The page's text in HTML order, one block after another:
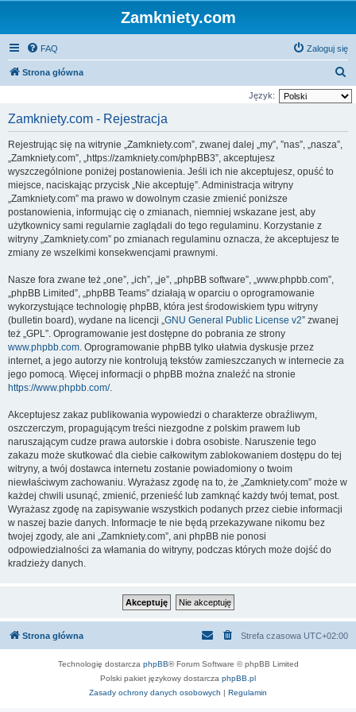
Zamkniety.com
FAQ Zaloguj się
Strona główna
z
Język:
Zamkniety.com - Rejestracja
Rejestrując się na witrynie „Zamkniety.com”, zwanej dalej „my”, ”nas”, „nasza”,
„Zamkniety.com”, „https://zamkniety.com/phpBB3”, akceptujesz
wyszczególnione poniżej postanowienia. Jeśli ich nie akceptujesz, opuść to
miejsce, naciskając przycisk „Nie akceptuję”. Administracja witryny
„Zamkniety.com” ma prawo w dowolnym czasie zmienić poniższe
postanowienia, informując cię o zmianach, niemniej wskazane jest, aby
użytkownicy sami regularnie zaglądali do tego regulaminu. Korzystanie z
witryny „Zamkniety.com” po zmianach regulaminu oznacza, że akceptujesz te
zmiany ze wszelkimi konsekwencjami prawnymi.
Nasze fora zwane też „one”, „ich”, „je”, „phpBB software”, „www.phpbb.com”,
„phpBB Limited”, „phpBB Teams” działają w oparciu o oprogramowanie
wykorzystujące technologię phpBB, która jest środowiskiem typu witryny
(bulletin board), wydane na licencji „GNU General Public License v2” zwanej
też „GPL”. Oprogramowanie jest dostępne do pobrania ze strony
www.phpbb.com. Oprogramowanie phpBB tylko ułatwia dyskusje przez
internet, a jego autorzy nie kontrolują tekstów zamieszczanych w internecie za
jego pomocą. Więcej informacji o phpBB można znaleźć na stronie
https://www.phpbb.com/.
Akceptujesz zakaz publikowania wypowiedzi o charakterze obraźliwym,
oszczerczym, propagującym treści niezgodne z polskim prawem lub
naruszającym cudze prawa autorskie i dobra osobiste. Naruszenie tego
zakazu może skutkować dla ciebie całkowitym zablokowaniem dostępu do tej
witryny, a twój dostawca internetu zostanie powiadomiony o twoim
niewłaściwym zachowaniu. Wyrażasz zgodę na to, że „Zamkniety.com” może w
każdej chwili usunąć, zmienić, przenieść lub zamknąć każdy twój temat, post.
Wyrażasz zgodę na zapisywanie wszystkich podanych przez ciebie informacji
w naszej bazie danych. Informacje te nie będą przekazywane nikomu bez
twojej zgody, ale ani „Zamkniety.com”, ani phpBB nie ponosi
odpowiedzialności za włamania do witryny, podczas których może dojść do
kradzieży danych.
Strona główna Strefa czasowa UTC+02:00
Technologię dostarcza phpBB® Forum Software © phpBB Limited
Polski pakiet językowy dostarcza phpBB.pl
Zasady ochrony danych osobowych | Regulamin